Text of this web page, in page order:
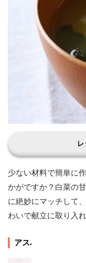
少ない材料で簡単に
かがですか？白菜の
に絶妙にマッチして
わいで献立に取り入
アスパラとベーコン